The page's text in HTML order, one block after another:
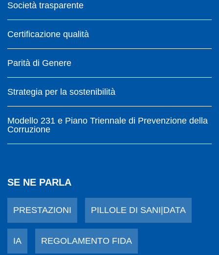
Società trasparente
Certificazione qualità
Parità di Genere
Strategia per la sostenibilità
Modello 231 e Piano Triennale di Prevenzione della
Corruzione
SE NE PARLA
PRESTAZIONI PILLOLE DI SANI|DATA
IA REGOLAMENTO FIDA